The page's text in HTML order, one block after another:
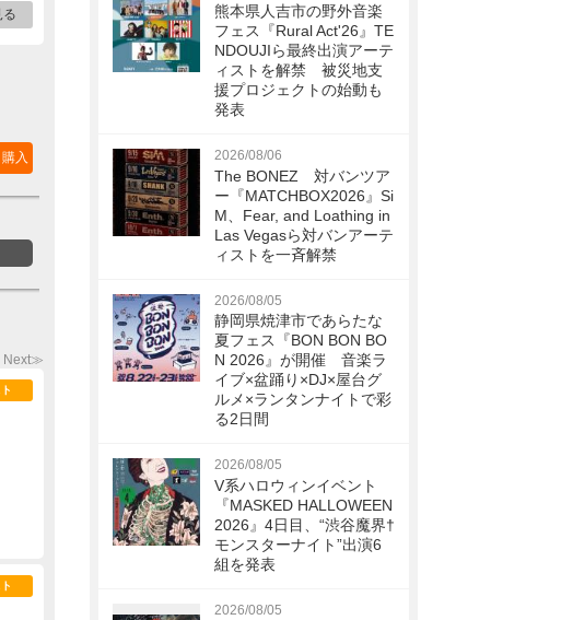
る
購入
Next≫
熊本県人吉市の野外音楽
フェス『Rural Act'26』TE
NDOUJIら最終出演アーテ
ィストを解禁 被災地支
援プロジェクトの始動も
発表
2026/08/06
The BONEZ 対バンツア
ー『MATCHBOX2026』Si
M、Fear, and Loathing in
Las Vegasら対バンアーテ
ィストを一斉解禁
2026/08/05
静岡県焼津市であらたな
夏フェス『BON BON BO
N 2026』が開催 音楽ラ
イブ×盆踊り×DJ×屋台グ
ルメ×ランタンナイトで彩
る2日間
2026/08/05
V系ハロウィンイベント
『MASKED HALLOWEEN
2026』4日目、“渋谷魔界†
モンスターナイト”出演6
組を発表
2026/08/05